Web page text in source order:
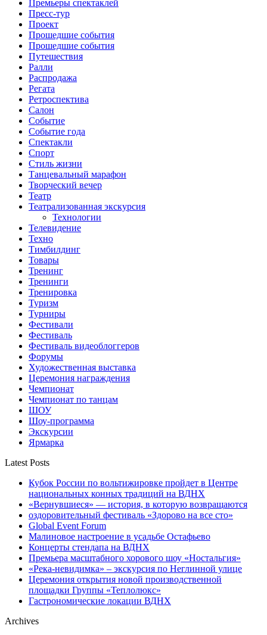
Премьеры спектаклей
Пресс-тур
Проект
Прошедшие события
Прошедшие события
Путешествия
Ралли
Распродажа
Регата
Ретроспектива
Салон
Событие
Событие года
Спектакли
Спорт
Стиль жизни
Танцевальный марафон
Творческий вечер
Театр
Театрализованная экскурсия
Технологии
Телевидение
Техно
Тимбилдинг
Товары
Тренинг
Тренинги
Тренировка
Туризм
Турниры
Фестивали
Фестиваль
Фестиваль видеоблоггеров
Форумы
Художественная выставка
Церемония награждения
Чемпионат
Чемпионат по танцам
ШОУ
Шоу-программа
Экскурсии
Ярмарка
Latest Posts
Кубок России по вольтижировке пройдет в Центре
национальных конных традиций на ВДНХ
«Вернувшиеся» — история, в которую возвращаются
оздоровительный фестиваль «Здорово на все сто»
Global Event Forum
Малиновое настроение в усадьбе Остафьево
Концерты стендапа на ВДНХ
Премьера масштабного хорового шоу «Ностальгия»
«Река-невидимка» – экскурсия по Неглинной улице
Церемония открытия новой производственной
площадки Группы «Теплолюкс»
Гастрономические локации ВДНХ
Archives